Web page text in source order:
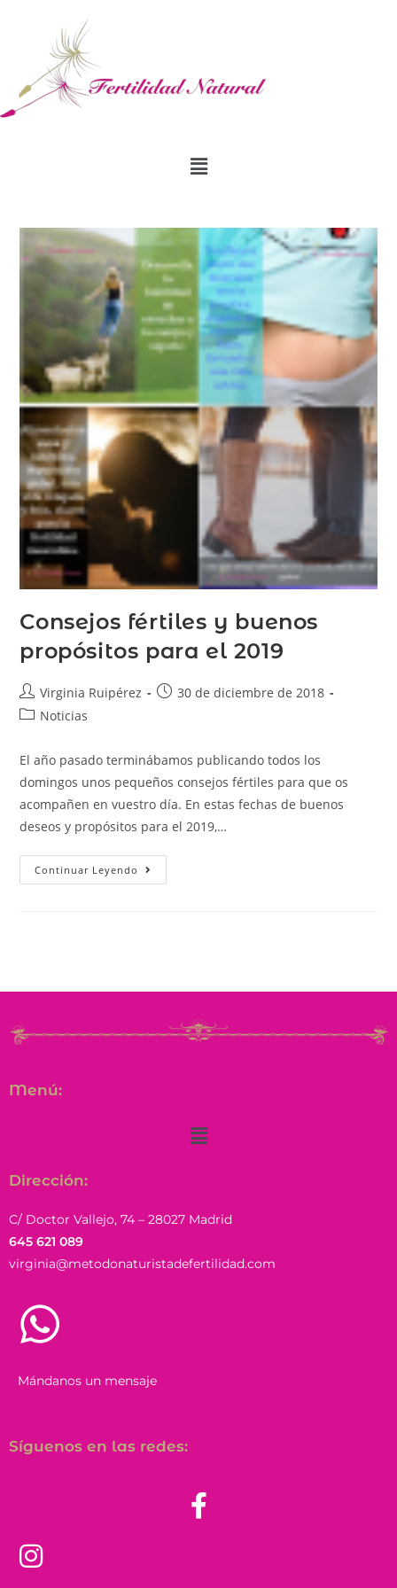
Consejos fértiles y buenos
propósitos para el 2019
Virginia Ruipérez
30 de diciembre de 2018
Noticias
El año pasado terminábamos publicando todos los
domingos unos pequeños consejos fértiles para que os
acompañen en vuestro día. En estas fechas de buenos
deseos y propósitos para el 2019,…
Continuar Leyendo
Menú:
Dirección:
C/ Doctor Vallejo, 74 – 28027 Madrid
645 621 089
virginia@metodonaturistadefertilidad.com
Mándanos un mensaje
Síguenos en las redes: